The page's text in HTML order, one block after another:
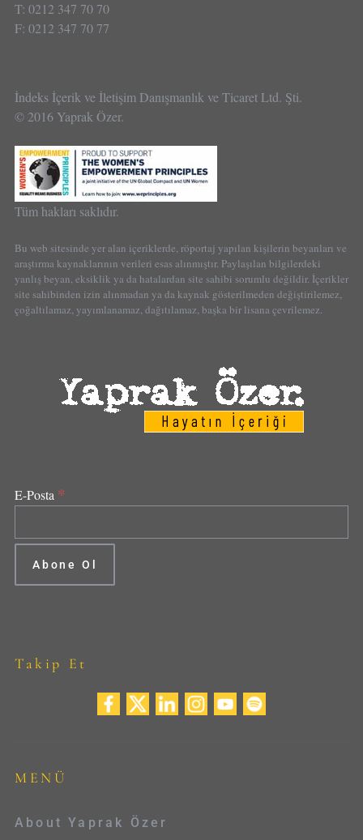
T: 0212 347 70 70
F: 0212 347 70 77
İndeks İçerik ve İletişim Danışmanlık ve Ticaret Ltd. Şti.
© 2016 Yaprak Özer.
Tüm hakları saklıdır.
Bu web sitesinde yer alan içeriklerde, röportaj yapılan kişilerin beyanları ve
araştırma kaynaklarının verileri esas alınmıştır. Paylaşılan bilgilerdeki
yanlış beyan, eksiklik ya da hatalardan site sahibi sorumlu değildir. İçerikler
site sahibinden izin alınmadan ya da kaynak gösterilmeden değiştirilemez,
çoğaltılamaz, yayımlanamaz, dağıtılamaz, başka bir lisana çevrilemez.
E-Posta *
Takip Et
MENÜ
About Yaprak Özer